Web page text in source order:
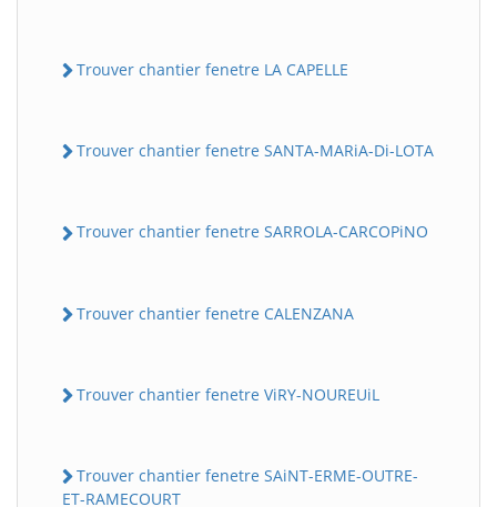
Trouver chantier fenetre LA CAPELLE
Trouver chantier fenetre SANTA-MARiA-Di-LOTA
Trouver chantier fenetre SARROLA-CARCOPiNO
Trouver chantier fenetre CALENZANA
Trouver chantier fenetre ViRY-NOUREUiL
Trouver chantier fenetre SAiNT-ERME-OUTRE-
ET-RAMECOURT